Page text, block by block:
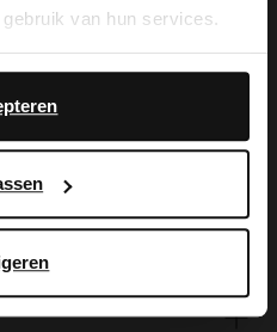
van hun services.
Detail auf der
Absatz ist 2 cm
empfehlen wir das
Collonil.